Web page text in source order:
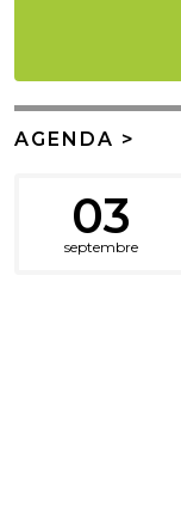
AGENDA >
03
septembre